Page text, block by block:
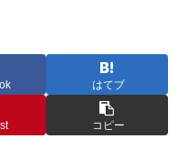
はてブ
コピー